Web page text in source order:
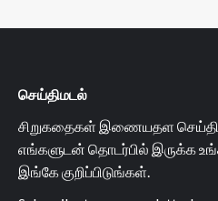
செய்திமடல்
சிறுகதைகள் இணையதள
எங்களுடன் தொடர்பில் இருக்க
இங்கே குறிப்பிடுங்கள்.